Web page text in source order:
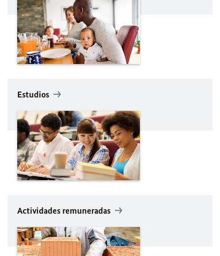
Estudios
Actividades remuneradas